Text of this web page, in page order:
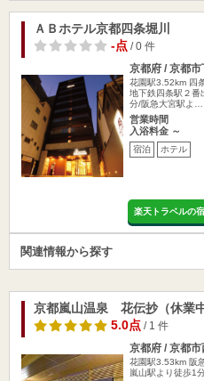
ＡＢホテル京都四条堀川
-点/ 0 件
京都府 / 京都市
花園駅3.52km 四
地下鉄四条駅２番
分/阪急大宮駅よ…
営業時間
入浴料金 ～
宿泊 ホテル
楽天トラベルの
関連情報から探す
京都嵐山温泉 花伝抄（休業中
5.0点/ 1 件
京都府 / 京都
花園駅3.53km 阪
嵐山駅より徒歩1